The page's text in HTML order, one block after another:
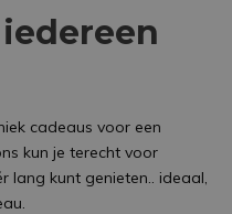
cadeaus voor een
kun je terecht voor
lang kunt genieten.. ideaal,